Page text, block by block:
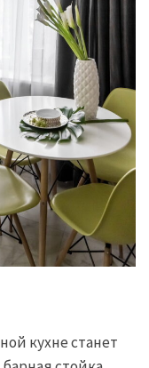
кухне станет